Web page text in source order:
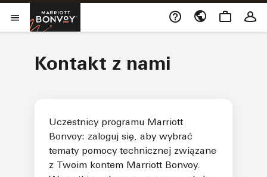
Skip to Content
Open Menu
Marriott BonvoyOpens a new window
Kontakt z nami
Uczestnicy programu Marriott
Bonvoy: zaloguj się, aby wybrać
tematy pomocy technicznej związane
z Twoim kontem Marriott Bonvoy.